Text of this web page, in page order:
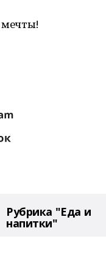
мечты!
Рубрика "Еда и
напитки"